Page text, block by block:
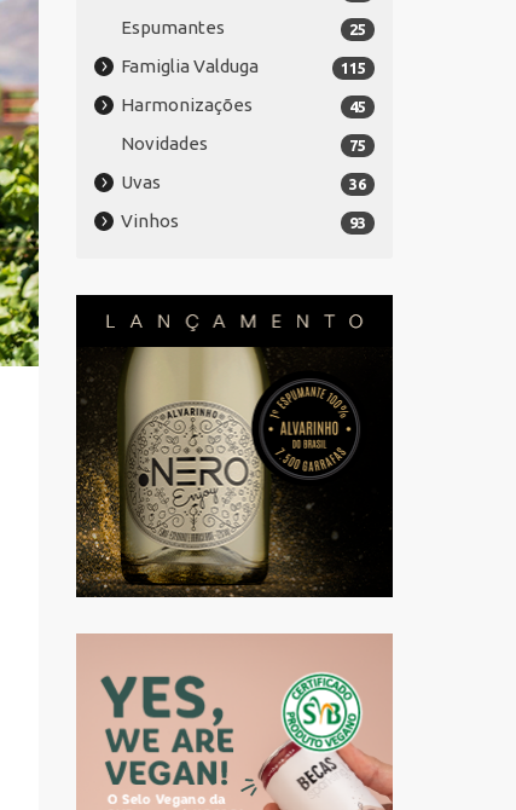
25
Espumantes
115
Famiglia Valduga
45
Harmonizações
75
Novidades
36
Uvas
93
Vinhos